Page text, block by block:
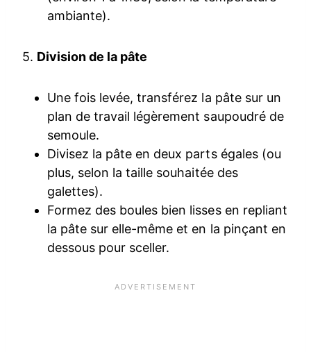
ambiante).
5. Division de la pâte
Une fois levée, transférez la pâte sur un
plan de travail légèrement saupoudré de
semoule.
Divisez la pâte en deux parts égales (ou
plus, selon la taille souhaitée des
galettes).
Formez des boules bien lisses en repliant
la pâte sur elle-même et en la pinçant en
dessous pour sceller.